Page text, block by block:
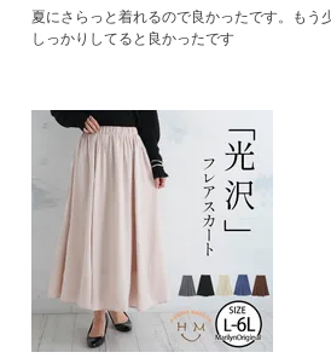
夏にさらっと着れるので良かったです。もう
しっかりしてると良かったです